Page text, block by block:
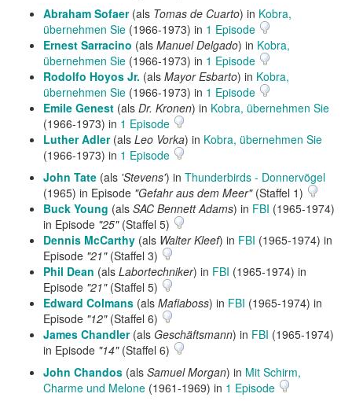
Abraham Sofaer(als Tomas de Cuarto) in Kobra,
übernehmen Sie (1966-1973) in 1 Episode
Ernest Sarracino (als Manuel Delgado) in Kobra,
übernehmen Sie (1966-1973) in 1 Episode
Rodolfo Hoyos Jr. (als Mayor Esbarto) in Kobra,
übernehmen Sie (1966-1973) in 1 Episode
Emile Genest (als Dr. Kronen) in Kobra, übernehmen Sie
(1966-1973) in 1 Episode
Luther Adler(als Leo Vorka) in Kobra, übernehmen Sie
(1966-1973) in 1 Episode
John Tate (als 'Stevens') in Thunderbirds - Donnervögel
(1965) in Episode "Gefahr aus dem Meer"(Staffel 1)
Buck Young (als SAC Bennett Adams) in FBI (1965-1974)
in Episode "25"(Staffel 5)
Dennis McCarthy (als Walter Kleef) in FBI (1965-1974) in
Episode "21"(Staffel 3)
Phil Dean (als Labortechniker) in FBI (1965-1974) in
Episode "21"(Staffel 5)
Edward Colmans (als Mafiaboss) in FBI (1965-1974) in
Episode "12"(Staffel 6)
James Chandler(als Geschäftsmann) in FBI (1965-1974)
in Episode "14"(Staffel 6)
John Chandos (als Samuel Morgan) in Mit Schirm,
Charme und Melone (1961-1969) in 1 Episode